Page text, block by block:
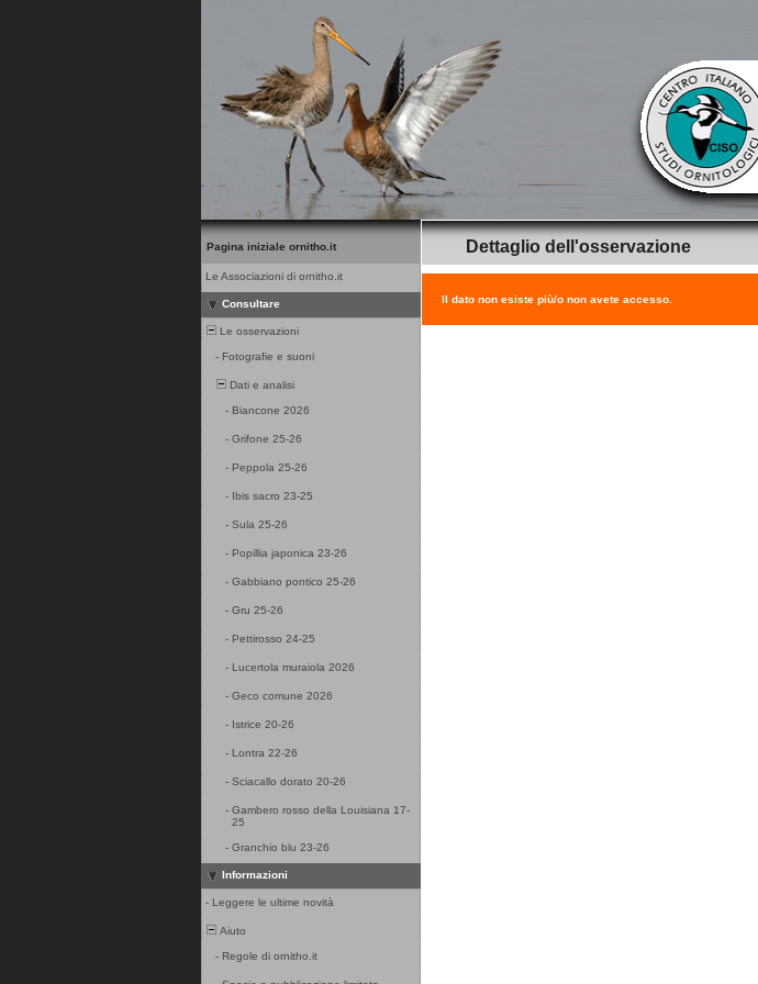
Pagina iniziale ornitho.it
Le Associazioni di ornitho.it
Consultare
Le osservazioni
- Fotografie e suoni
Dati e analisi
- Biancone 2026
- Grifone 25-26
- Peppola 25-26
- Ibis sacro 23-25
- Sula 25-26
- Popillia japonica 23-26
- Gabbiano pontico 25-26
- Gru 25-26
- Pettirosso 24-25
- Lucertola muraiola 2026
- Geco comune 2026
- Istrice 20-26
- Lontra 22-26
- Sciacallo dorato 20-26
- Gambero rosso della Louisiana 17-
25
- Granchio blu 23-26
Informazioni
- Leggere le ultime novità
Aiuto
- Regole di ornitho.it
Dettaglio dell'osservazione
Il dato non esiste più/o non avete accesso.